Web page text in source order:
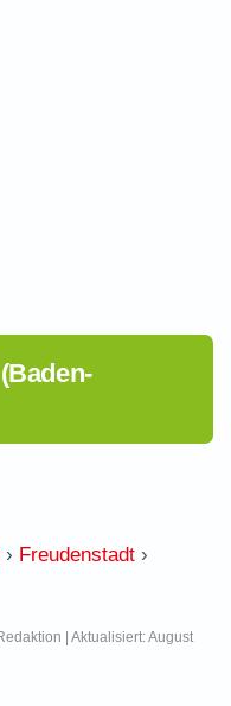
› Freudenstadt ›
| Aktualisiert: August